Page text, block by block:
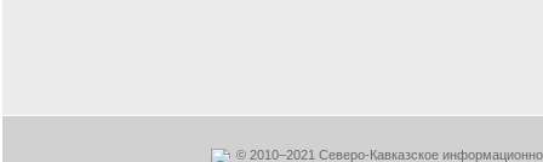
© 2010–2021 Северо-Кавказское